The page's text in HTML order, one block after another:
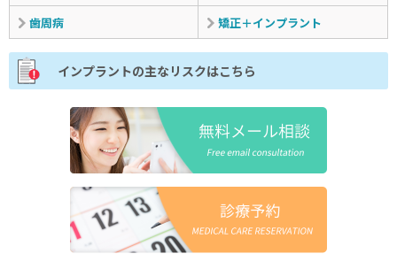
歯周病
矯正＋インプラント
インプラントの主なリスクはこちら